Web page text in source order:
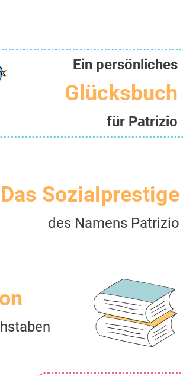
Ein persönliches
Glücksbuch
für Patrizio
Das Sozialprestige
des Namens Patrizio